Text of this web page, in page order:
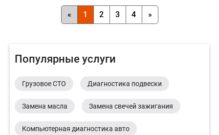
« 1 2 3 4 »
Популярные услуги
Грузовое СТО Диагностика подвески
Замена масла Замена свечей зажигания
Компьютерная диагностика авто